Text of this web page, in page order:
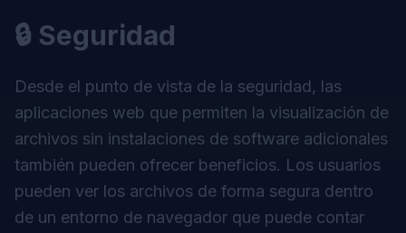
🔒 Seguridad
Desde el punto de vista de la seguridad, las
aplicaciones web que permiten la visualización de
archivos sin instalaciones de software adicionales
también pueden ofrecer beneficios. Los usuarios
pueden ver los archivos de forma segura dentro
de un entorno de navegador que puede contar